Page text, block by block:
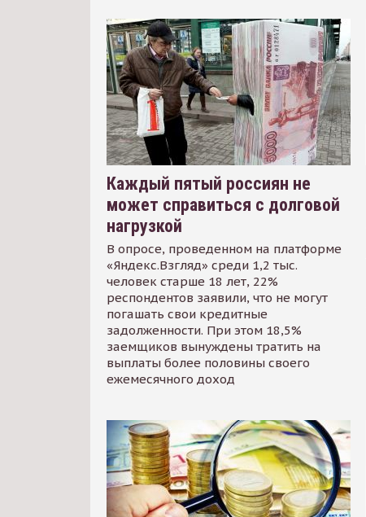
Каждый пятый россиян не
может справиться с долговой
нагрузкой
В опросе, проведенном на платформе
«Яндекс.Взгляд» среди 1,2 тыс.
человек старше 18 лет, 22%
респондентов заявили, что не могут
погашать свои кредитные
задолженности. При этом 18,5%
заемщиков вынуждены тратить на
выплаты более половины своего
ежемесячного доход